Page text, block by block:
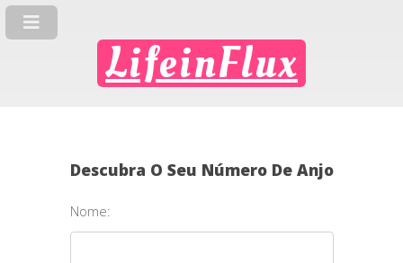
LifeinFlux
Descubra O Seu Número De Anjo
Nome: